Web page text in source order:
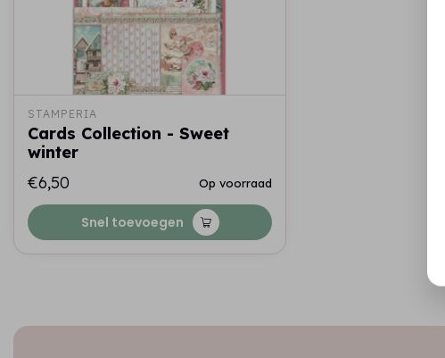
STAMPERIA
Cards Collection - Sweet
winter
€6,50
Op voorraad
Snel toevoegen